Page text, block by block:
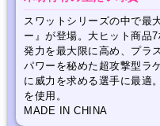
スワットシリーズの中で最
ー』が登場。大ヒット商品
発力を最大限に高め、プラ
パワーを秘めた超攻撃型ラ
に威力を求める選手に最適
を使用。
MADE IN CHINA